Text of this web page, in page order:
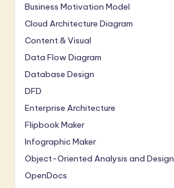
Business Motivation Model
Cloud Architecture Diagram
Content & Visual
Data Flow Diagram
Database Design
DFD
Enterprise Architecture
Flipbook Maker
Infographic Maker
Object-Oriented Analysis and Design
OpenDocs